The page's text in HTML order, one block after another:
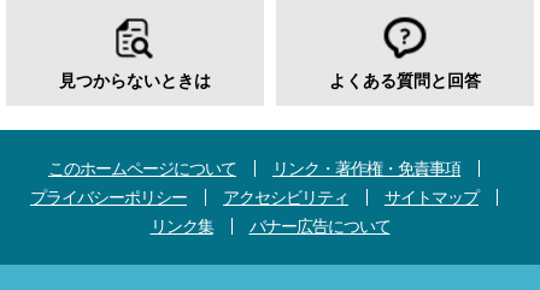
見つからないときは よくある質問と回答
このホームページについて
リンク・著作権・免責事項
プライバシーポリシー
アクセシビリティ
サイトマップ
リンク集
バナー広告について